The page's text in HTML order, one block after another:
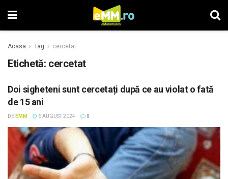
Acasa Tag cercetat
Etichetă: cercetat
Doi sigheteni sunt cercetați după ce au violat o fată
de 15 ani
DE EMM 6 AUGUST 2024 0